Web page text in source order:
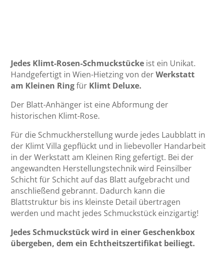
Jedes Klimt-Rosen-Schmuckstücke ist ein Unikat.
Handgefertigt in Wien-Hietzing von derWerkstatt
am Kleinen Ringfür Klimt Deluxe.
Der Blatt-Anhänger ist eine Abformung der
historischen Klimt-Rose.
Für die Schmuckherstellung wurde jedes Laubblatt in
der Klimt Villa gepflückt und in liebevoller Handarbeit
in der Werkstatt am Kleinen Ring gefertigt. Bei der
angewandten Herstellungstechnik wird Feinsilber
Schicht für Schicht auf das Blatt aufgebracht und
anschließend gebrannt. Dadurch kann die
Blattstruktur bis ins kleinste Detail übertragen
werden und macht jedes Schmuckstück einzigartig!
Jedes Schmuckstück wird in einer Geschenkbox
übergeben, dem ein Echtheitszertifikat beiliegt.